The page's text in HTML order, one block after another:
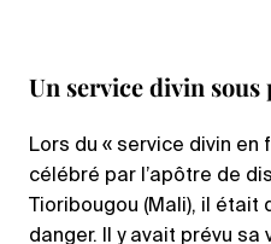
Un service divin
Lors du « service divin en
célébré par l’apôtre de
Tioribougou (Mali), il
danger. Il y avait prévu